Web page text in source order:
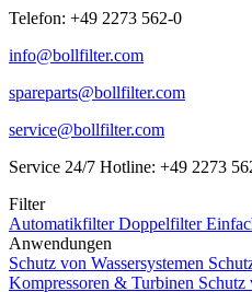
Telefon: +49 2273 562-0
info@bollfilter.com
spareparts@bollfilter.com
service@bollfilter.com
Service 24/7 Hotline: +49 2273
Filter
AutomatikfilterDoppelfilter
Anwendungen
Schutz von Wassersystemen
Kompressoren & Turbinen Schutz